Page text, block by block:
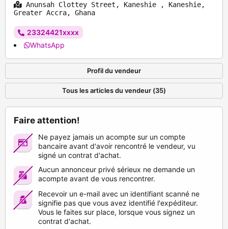
Anunsah Clottey Street, Kaneshie , Kaneshie,
Greater Accra, Ghana
23324421xxxx
WhatsApp
Profil du vendeur
Tous les articles du vendeur (35)
Faire attention!
Ne payez jamais un acompte sur un compte
bancaire avant d'avoir rencontré le vendeur, vu
signé un contrat d'achat.
Aucun annonceur privé sérieux ne demande un
acompte avant de vous rencontrer.
Recevoir un e-mail avec un identifiant scanné ne
signifie pas que vous avez identifié l'expéditeur.
Vous le faites sur place, lorsque vous signez un
contrat d'achat.